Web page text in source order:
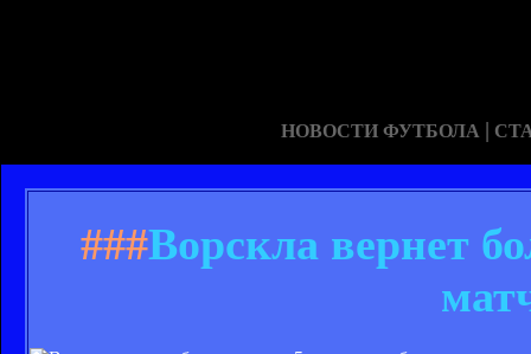
НОВОСТИ ФУТБОЛА |
###Ворскла вернет